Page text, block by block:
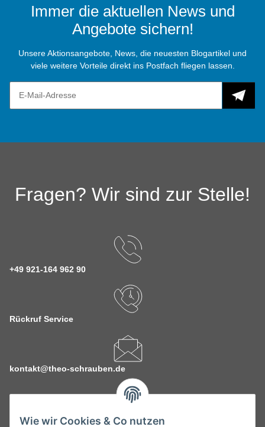
Wie wir Cookies & Co nutzen
Immer die aktuellen News und
Angebote sichern!
Unsere Aktionsangebote, News, die neuesten Blogartikel und
viele weitere Vorteile direkt ins Postfach fliegen lassen.
Fragen? Wir sind zur Stelle!
+49 921-164 962 90
Rückruf Service
kontakt@theo-schrauben.de